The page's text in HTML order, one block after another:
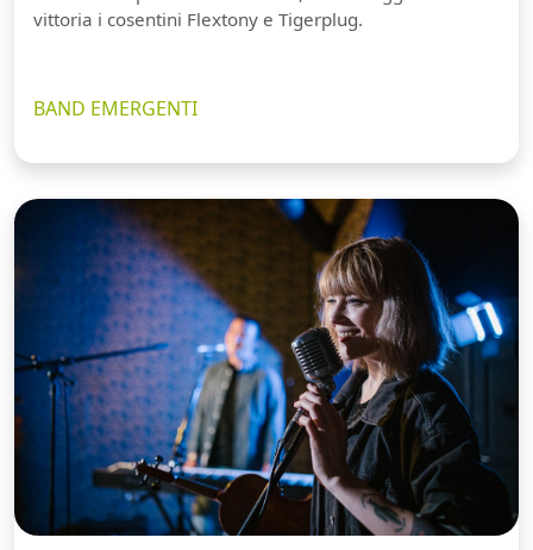
vittoria i cosentini Flextony e Tigerplug.
BAND EMERGENTI